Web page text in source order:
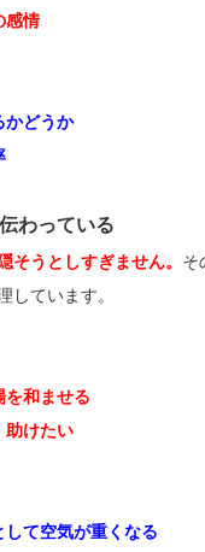
感情
かどうか
わっている
そうとしすぎません。 そ
しています。
を和ませる
助けたい
て空気が重くなる